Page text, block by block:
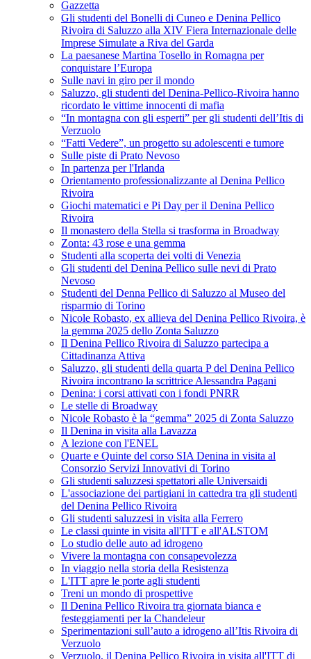
Gazzetta
Gli studenti del Bonelli di Cuneo e Denina Pellico
Rivoira di Saluzzo alla XIV Fiera Internazionale delle
Imprese Simulate a Riva del Garda
La paesanese Martina Tosello in Romagna per
conquistare l’Europa
Sulle navi in giro per il mondo
Saluzzo, gli studenti del Denina-Pellico-Rivoira hanno
ricordato le vittime innocenti di mafia
“In montagna con gli esperti” per gli studenti dell’Itis di
Verzuolo
“Fatti Vedere”, un progetto su adolescenti e tumore
Sulle piste di Prato Nevoso
In partenza per l'Irlanda
Orientamento professionalizzante al Denina Pellico
Rivoira
Giochi matematici e Pi Day per il Denina Pellico
Rivoira
Il monastero della Stella si trasforma in Broadway
Zonta: 43 rose e una gemma
Studenti alla scoperta dei volti di Venezia
Gli studenti del Denina Pellico sulle nevi di Prato
Nevoso
Studenti del Denna Pellico di Saluzzo al Museo del
risparmio di Torino
Nicole Robasto, ex allieva del Denina Pellico Rivoira, è
la gemma 2025 dello Zonta Saluzzo
Il Denina Pellico Rivoira di Saluzzo partecipa a
Cittadinanza Attiva
Saluzzo, gli studenti della quarta P del Denina Pellico
Rivoira incontrano la scrittrice Alessandra Pagani
Denina: i corsi attivati con i fondi PNRR
Le stelle di Broadway
Nicole Robasto è la “gemma” 2025 di Zonta Saluzzo
Il Denina in visita alla Lavazza
A lezione con l'ENEL
Quarte e Quinte del corso SIA Denina in visita al
Consorzio Servizi Innovativi di Torino
Gli studenti saluzzesi spettatori alle Universaidi
L'associazione dei partigiani in cattedra tra gli studenti
del Denina Pellico Rivoira
Gli studenti saluzzesi in visita alla Ferrero
Le classi quinte in visita all'ITT e all'ALSTOM
Lo studio delle auto ad idrogeno
Vivere la montagna con consapevolezza
In viaggio nella storia della Resistenza
L'ITT apre le porte agli studenti
Treni un mondo di prospettive
Il Denina Pellico Rivoira tra giornata bianca e
festeggiamenti per la Chandeleur
Sperimentazioni sull’auto a idrogeno all’Itis Rivoira di
Verzuolo
Verzuolo, il Denina Pellico Rivoira in visita all'ITT di